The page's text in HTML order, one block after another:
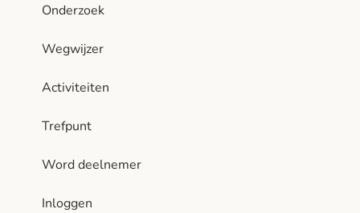
Onderzoek
Wegwijzer
Activiteiten
Trefpunt
Word deelnemer
Inloggen